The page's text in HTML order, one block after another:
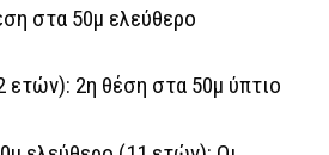
στα 50μ ελεύθερο
ετών): 2η θέση στα 50μ ύπτιο